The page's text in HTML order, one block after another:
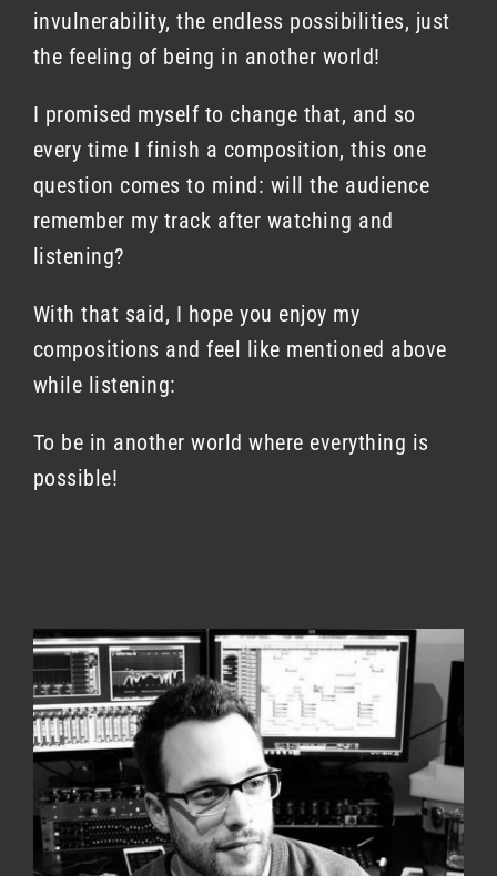
invulnerability, the endless possibilities, just
the feeling of being in another world!
I promised myself to change that, and so
every time I finish a composition, this one
question comes to mind: will the audience
remember my track after watching and
listening?
With that said, I hope you enjoy my
compositions and feel like mentioned above
while listening:
To be in another world where everything is
possible!